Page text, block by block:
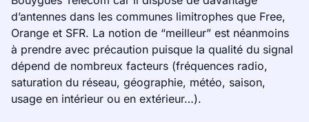
d’antennes dans les communes limitrophes que Free,
Orange et SFR. La notion de “meilleur” est néanmoins
à prendre avec précaution puisque la qualité du signal
dépend de nombreux facteurs (fréquences radio,
saturation du réseau, géographie, météo, saison,
usage en intérieur ou en extérieur…).